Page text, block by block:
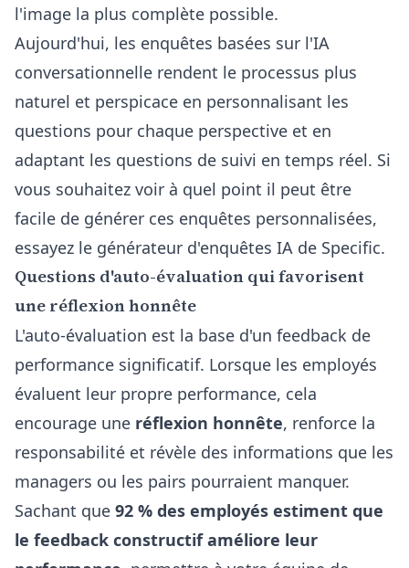
l'image la plus complète possible.
Aujourd'hui, les enquêtes basées sur l'IA
conversationnelle rendent le processus plus
naturel et perspicace en personnalisant les
questions pour chaque perspective et en
adaptant les questions de suivi en temps réel. Si
vous souhaitez voir à quel point il peut être
facile de générer ces enquêtes personnalisées,
essayez le générateur d'enquêtes IA de Specific.
Questions d'auto-évaluation qui favorisent
une réflexion honnête
L'auto-évaluation est la base d'un feedback de
performance significatif. Lorsque les employés
évaluent leur propre performance, cela
encourage une réflexion honnête, renforce la
responsabilité et révèle des informations que les
managers ou les pairs pourraient manquer.
Sachant que 92 % des employés estiment que
le feedback constructif améliore leur